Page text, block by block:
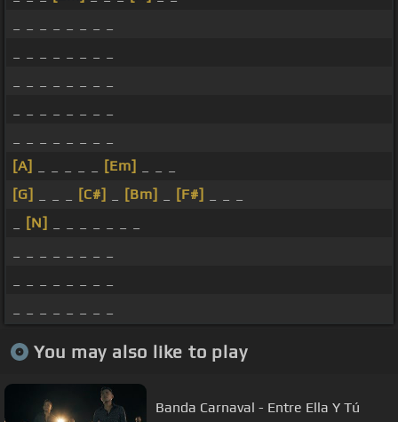
[A]
[Em]
[G]
[C#] [Bm] [F#]
[N]
You may also like to play
Banda Carnaval - Entre Ella Y Tú